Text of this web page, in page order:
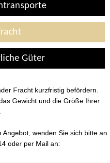
Güter
Fracht kurzfristig befördern.
Gewicht und die Größe Ihrer
wenden Sie sich bitte an
oder per Mail an: